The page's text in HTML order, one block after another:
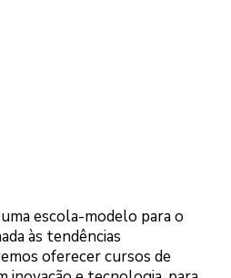
escola-modelo para o
às tendências
oferecer cursos de